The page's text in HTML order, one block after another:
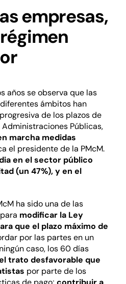
empresas,
años se observa que las
ámbitos han
de los plazos de
Públicas,
marcha medidas
el presidente de la PMcM.
en el sector público
(un 47%), y en el
ha sido una de las
modificar la Ley
que el plazo máximo de
por las partes en un
caso, los 60 días
trato desfavorable que
por parte de los